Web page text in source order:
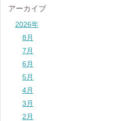
アーカイブ
2026年
8月
7月
6月
5月
4月
3月
2月